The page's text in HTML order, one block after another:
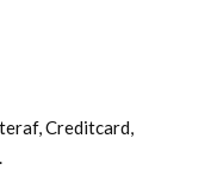
Creditcard,